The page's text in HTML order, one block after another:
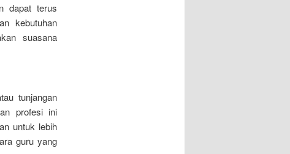
dapat terus
kebutuhan
suasana
tunjangan
profesi ini
untuk lebih
guru yang